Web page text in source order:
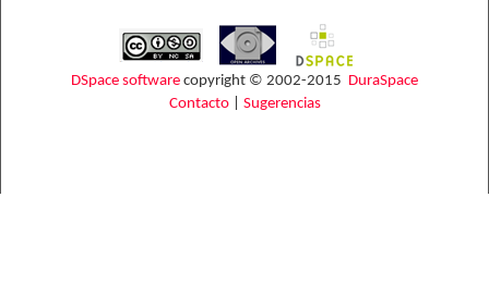
DSpace software copyright © 2002-2015 DuraSpace
Contacto| Sugerencias